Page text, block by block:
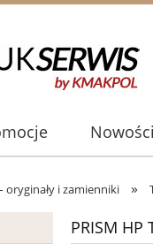
Nowości
i zamienniki »
PRISM HP